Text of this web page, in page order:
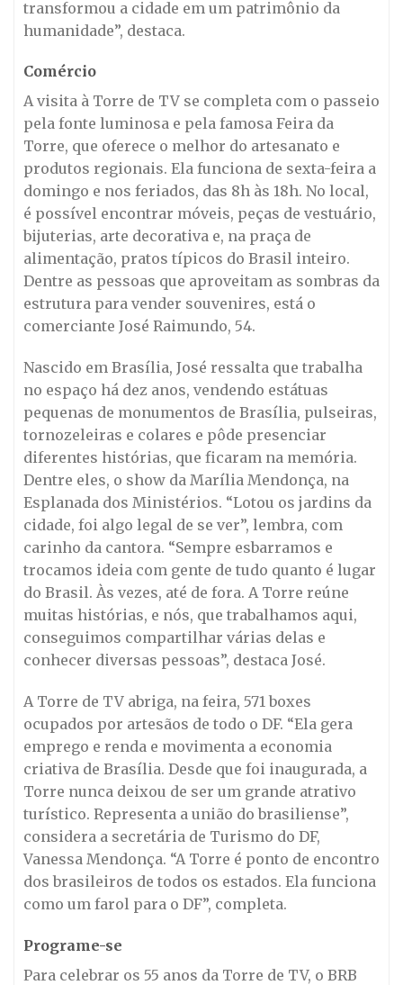
transformou a cidade em um patrimônio da
humanidade”, destaca.
Comércio
A visita à Torre de TV se completa com o passeio
pela fonte luminosa e pela famosa Feira da
Torre, que oferece o melhor do artesanato e
produtos regionais. Ela funciona de sexta-feira a
domingo e nos feriados, das 8h às 18h. No local,
é possível encontrar móveis, peças de vestuário,
bijuterias, arte decorativa e, na praça de
alimentação, pratos típicos do Brasil inteiro.
Dentre as pessoas que aproveitam as sombras da
estrutura para vender souvenires, está o
comerciante José Raimundo, 54.
Nascido em Brasília, José ressalta que trabalha
no espaço há dez anos, vendendo estátuas
pequenas de monumentos de Brasília, pulseiras,
tornozeleiras e colares e pôde presenciar
diferentes histórias, que ficaram na memória.
Dentre eles, o show da Marília Mendonça, na
Esplanada dos Ministérios. “Lotou os jardins da
cidade, foi algo legal de se ver”, lembra, com
carinho da cantora. “Sempre esbarramos e
trocamos ideia com gente de tudo quanto é lugar
do Brasil. Às vezes, até de fora. A Torre reúne
muitas histórias, e nós, que trabalhamos aqui,
conseguimos compartilhar várias delas e
conhecer diversas pessoas”, destaca José.
A Torre de TV abriga, na feira, 571 boxes
ocupados por artesãos de todo o DF. “Ela gera
emprego e renda e movimenta a economia
criativa de Brasília. Desde que foi inaugurada, a
Torre nunca deixou de ser um grande atrativo
turístico. Representa a união do brasiliense”,
considera a secretária de Turismo do DF,
Vanessa Mendonça. “A Torre é ponto de encontro
dos brasileiros de todos os estados. Ela funciona
como um farol para o DF”, completa.
Programe-se
Para celebrar os 55 anos da Torre de TV, o BRB